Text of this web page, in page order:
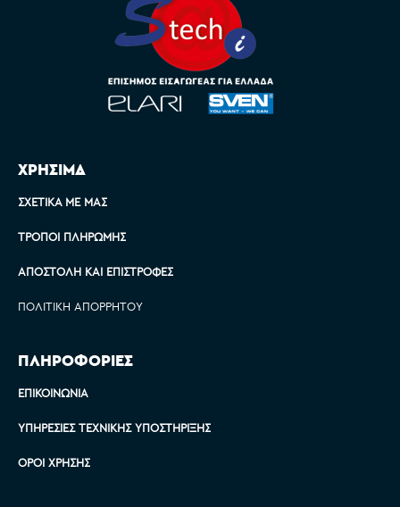
ΧΡΗΣΙΜΑ
ΣΧΕΤΙΚΆ ΜΕ ΜΑΣ
ΤΡΌΠΟΙ ΠΛΗΡΩΜΉΣ
ΑΠΟΣΤΟΛΉ ΚΑΙ ΕΠΙΣΤΡΟΦΈΣ
ΠΟΛΙΤΙΚΉ ΑΠΟΡΡΉΤΟΥ
ΠΛΗΡΟΦΟΡΙΕΣ
ΕΠΙΚΟΙΝΩΝΊΑ
ΥΠΗΡΕΣΊΕΣ ΤΕΧΝΙΚΉΣ ΥΠΟΣΤΉΡΙΞΗΣ
ΌΡΟΙ ΧΡΉΣΗΣ